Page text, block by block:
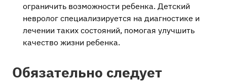
ограничить возможности ребенка. Детский
невролог специализируется на диагностике и
лечении таких состояний, помогая улучшить
качество жизни ребенка.
Обязательно следует